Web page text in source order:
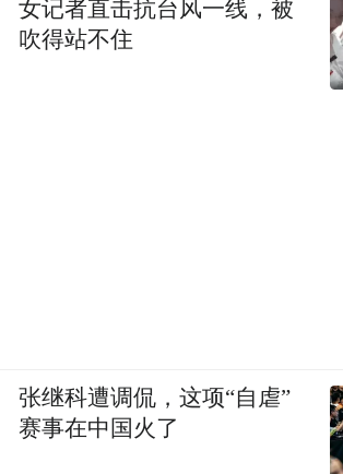
女记者直击抗台风一线，被
吹得站不住
张继科遭调侃，这项“自虐”
赛事在中国火了